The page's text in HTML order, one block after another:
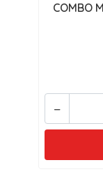
COMBO
-